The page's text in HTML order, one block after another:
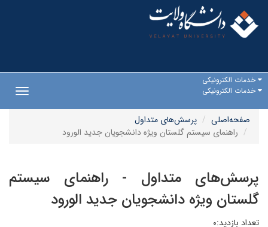
خدمات الکترونیکی
خدمات الکترونیکی
صفحه‌اصلی
پرسش‌های متداول
راهنمای سیستم گلستان ویژه دانشجویان جدید الورود
پرسش‌های متداول - راهنمای سیستم
گلستان ویژه دانشجویان جدید الورود
تعداد بازدید:۰